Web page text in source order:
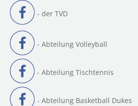
- der TVD
- Abteilung Volleyball
- Abteilung Tischtennis
- Abteilung Basketball Dukes